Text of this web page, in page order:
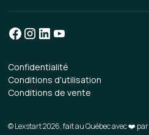
Confidentialité
Conditions d'utilisation
Conditions de vente
© Lexstart 2026, fait au Québec avec ❤️ par